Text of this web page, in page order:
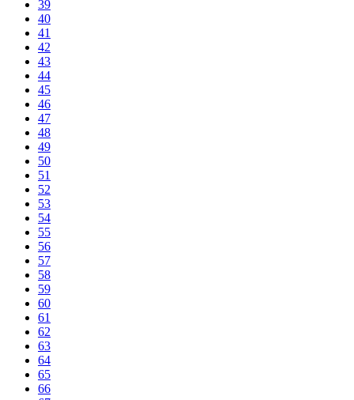
39
40
41
42
43
44
45
46
47
48
49
50
51
52
53
54
55
56
57
58
59
60
61
62
63
64
65
66